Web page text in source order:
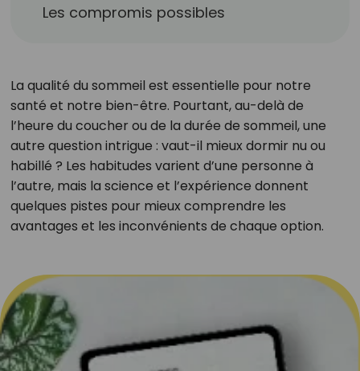
Les compromis possibles
La qualité du sommeil est essentielle pour notre
santé et notre bien-être. Pourtant, au-delà de
l’heure du coucher ou de la durée de sommeil, une
autre question intrigue : vaut-il mieux dormir nu ou
habillé ? Les habitudes varient d’une personne à
l’autre, mais la science et l’expérience donnent
quelques pistes pour mieux comprendre les
avantages et les inconvénients de chaque option.